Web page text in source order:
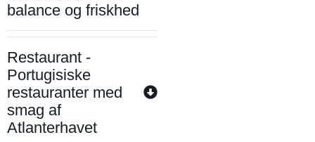
balance og friskhed
Restaurant -
Portugisiske
restauranter med
smag af
Atlanterhavet